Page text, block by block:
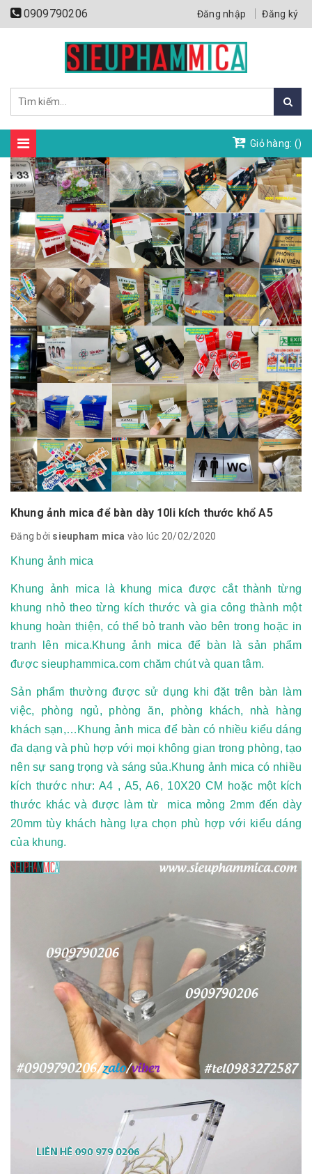
0909790206 Đăng nhập Đăng ký
Giỏ hàng: ()
Khung ảnh mica để bàn dày 10li kích thước khổ A5
Đăng bởi sieupham mica vào lúc 20/02/2020
Khung ảnh mica
Khung ảnh mica là khung mica được cắt thành từng
khung nhỏ theo từng kích thước và gia công thành một
khung hoàn thiện, có thể bỏ tranh vào bên trong hoặc in
tranh lên mica.Khung ảnh mica để bàn là sản phẩm
được sieuphammica.com chăm chút và quan tâm.
Sản phẩm thường được sử dụng khi đặt trên bàn làm
việc, phòng ngủ, phòng ăn, phòng khách, nhà hàng
khách sạn,…Khung ảnh mica để bàn có nhiều kiểu dáng
đa dạng và phù hợp với mọi không gian trong phòng, tạo
nên sự sang trọng và sáng sủa.Khung ảnh mica có nhiều
kích thước như: A4 , A5, A6, 10X20 CM hoặc một kích
thước khác và được làm từ mica mỏng 2mm đến dày
20mm tùy khách hàng lựa chọn phù hợp với kiểu dáng
của khung.